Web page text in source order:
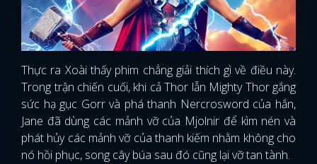
Thực ra Xoài thấy phim chẳng giải thích gì về điều này.
Trong trận chiến cuối, khi cả Thor lẫn Mighty Thor gắng
sức hạ gục Gorr và phá thanh Nercrosword của hắn,
Jane đã dùng các mảnh vỡ của Mjolnir để kìm nén và
phát hủy các mảnh vỡ của thanh kiếm nhằm không cho
nó hồi phục, song cây búa sau đó cũng lại vỡ tan tành.